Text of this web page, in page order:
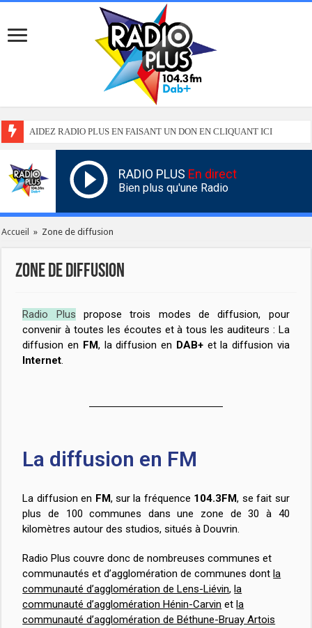
AIDEZ RADIO PLUS EN FAISANT UN DON EN CLIQUANT ICI
RADIO PLUS En direct
Bien plus qu'une Radio
Accueil » Zone de diffusion
Zone de diffusion
Radio Plus propose trois modes de diffusion, pour
convenir à toutes les écoutes et à tous les auditeurs : La
diffusion en FM, la diffusion en DAB+et la diffusion via
Internet.
La diffusion en FM
La diffusion en FM, sur la fréquence 104.3FM, se fait sur
plus de 100 communes dans une zone de 30 à 40
kilomètres autour des studios, situés à Douvrin.
Radio Plus couvre donc de nombreuses communes et
communautés et d’agglomération de communes dont la
communauté d’agglomération de Lens-Liévin, la
communauté d’agglomération Hénin-Carvin et la
communauté d’agglomération de Béthune-Bruay Artois